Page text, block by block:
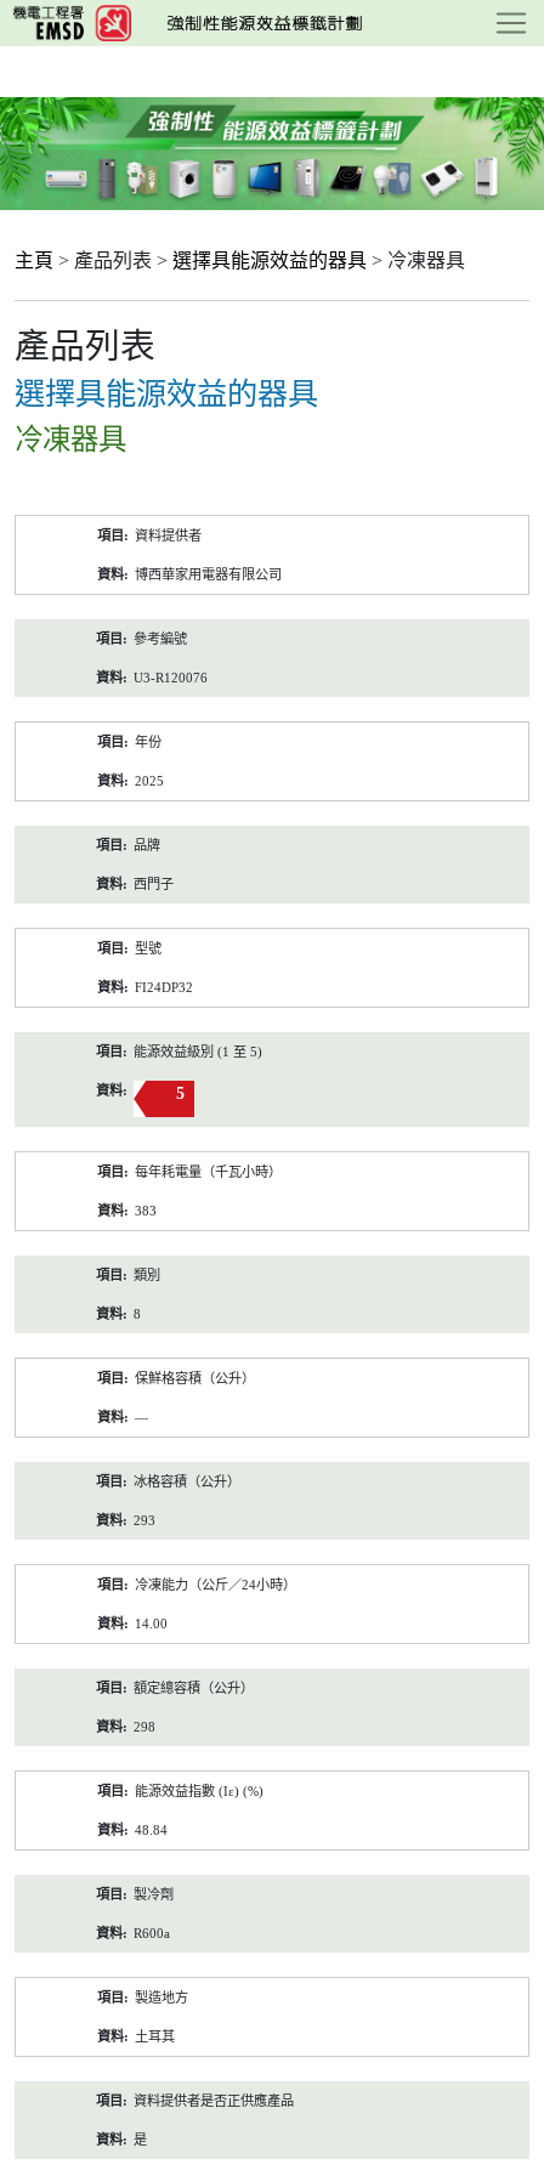
跳
至
要
內
容
主頁 > 產品列表 > 選擇具能源效益的器具 > 冷凍器具
產品列表
選擇具能源效益的器具
冷凍器具
資料提供者
博西華家用電器有限公司
參考編號
U3-R120076
年份
2025
品牌
西門子
型號
FI24DP32
能源效益級別 (1 至 5)
5
每年耗電量（千瓦小時）
383
類別
8
保鮮格容積（公升）
—
冰格容積（公升）
293
冷凍能力（公斤／24小時）
14.00
額定總容積（公升）
298
能源效益指數 (Iε) (%)
48.84
製冷劑
R600a
製造地方
土耳其
資料提供者是否正供應產品
是